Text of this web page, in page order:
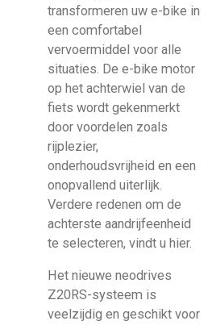
transformeren uw e-bike in
een comfortabel
vervoermiddel voor alle
situaties. De e-bike motor
op het achterwiel van de
fiets wordt gekenmerkt
door voordelen zoals
rijplezier,
onderhoudsvrijheid en een
onopvallend uiterlijk.
Verdere redenen om de
achterste aandrijfeenheid
te selecteren, vindt u hier.
Het nieuwe neodrives
Z20RS-systeem is
veelzijdig en geschikt voor